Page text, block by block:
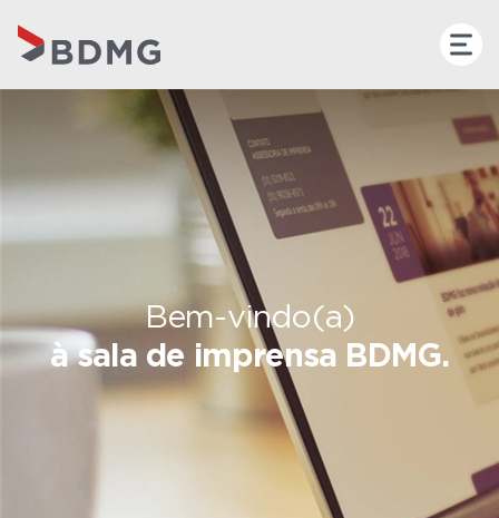
Bem-vindo(a)
à sala de imprensa BDMG.